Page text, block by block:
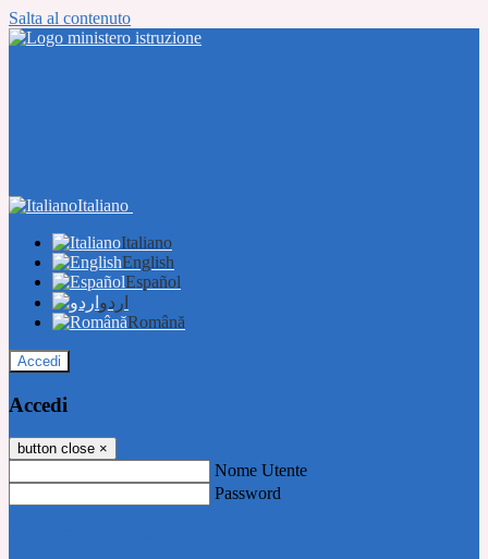
Salta al contenuto
Italiano
Italiano
English
Español
اردو
Română
Accedi
Accedi
button close ×
Nome Utente
Password